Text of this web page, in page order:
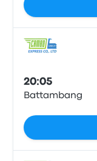
20:05
Battambang